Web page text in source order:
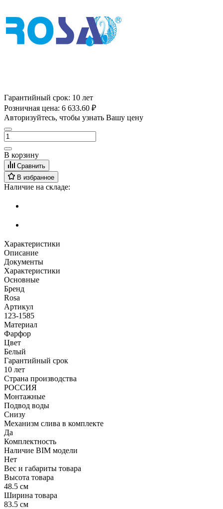
Гарантийный срок: 10 лет
Розничная цена: 6 633.60 ₽
Авторизуйтесь, чтобы узнать Вашу цену
В корзину
Сравнить
В избранное
Наличие на складе:
Характеристики
Описание
Документы
Характеристики
Основные
Бренд
Rosa
Артикул
123-1585
Материал
Фарфор
Цвет
Белый
Гарантийный срок
10 лет
Страна производства
РОССИЯ
Монтажные
Подвод воды
Снизу
Механизм слива в комплекте
Да
Комплектность
Наличие BIM модели
Нет
Вес и габариты товара
Высота товара
48.5 см
Ширина товара
83.5 см